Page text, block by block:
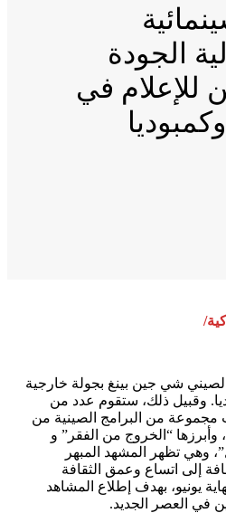
الجودة
للإعلام في
شي جين بينغ بجولة خارجية
وقبيل ذلك، ستقوم عدد من
مجموعة من البرامج الصينية من
وأبرزها “الخروج من الفقر” و
وهي تظهر المشهد المبهر
إلى اتساع وعمق الثقافة
يونيو، بهدف إطلاع المشاهد
في العصر الجديد.